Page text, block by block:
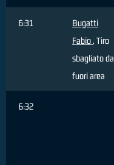
6:31
Bugatti
Fabio, Tiro
sbagliato da
fuori area
6:32